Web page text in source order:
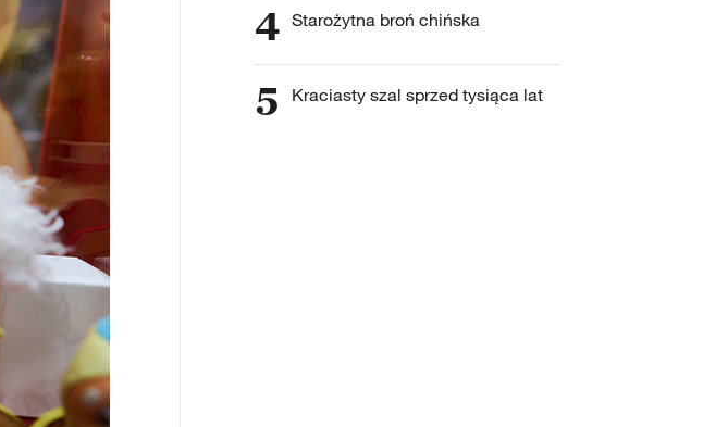
4 Starożytna broń chińska
5 Kraciasty szal sprzed tysiąca lat